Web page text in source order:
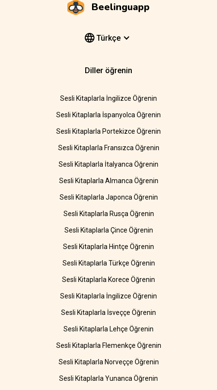
Beelinguapp
Türkçe
Diller öğrenin
Sesli Kitaplarla İngilizce Öğrenin
Sesli Kitaplarla İspanyolca Öğrenin
Sesli Kitaplarla Portekizce Öğrenin
Sesli Kitaplarla Fransızca Öğrenin
Sesli Kitaplarla İtalyanca Öğrenin
Sesli Kitaplarla Almanca Öğrenin
Sesli Kitaplarla Japonca Öğrenin
Sesli Kitaplarla Rusça Öğrenin
Sesli Kitaplarla Çince Öğrenin
Sesli Kitaplarla Hintçe Öğrenin
Sesli Kitaplarla Türkçe Öğrenin
Sesli Kitaplarla Korece Öğrenin
Sesli Kitaplarla İngilizce Öğrenin
Sesli Kitaplarla İsveççe Öğrenin
Sesli Kitaplarla Lehçe Öğrenin
Sesli Kitaplarla Flemenkçe Öğrenin
Sesli Kitaplarla Norveççe Öğrenin
Sesli Kitaplarla Yunanca Öğrenin